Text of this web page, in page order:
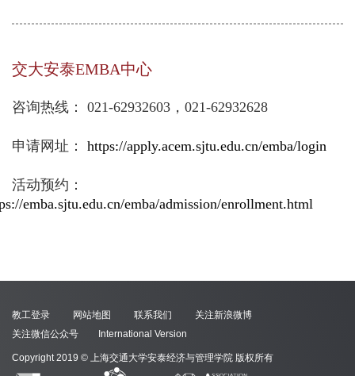
交大安泰EMBA中心
咨询热线： 021-62932603，021-62932628
申请网址： https://apply.acem.sjtu.edu.cn/emba/login
活动预约：
emba.sjtu.edu.cn/emba/admission/enrollment.html
教工登录 网站地图 联系我们
关注新浪微博
关注微信公众号
International Version
Copyright 2019 © 上海交通大学安泰经济与管理学院 版权所有